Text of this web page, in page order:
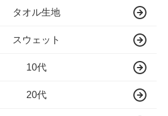
タオル生地
スウェット
10代
20代